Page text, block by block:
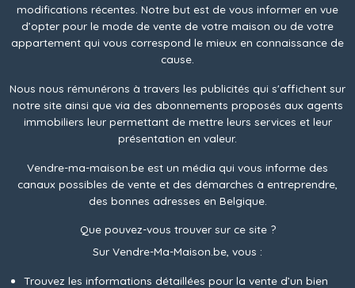
modifications récentes. Notre but est de vous informer en vue
d’opter pour le mode de vente de votre maison ou de votre
appartement qui vous correspond le mieux en connaissance de
cause.
Nous nous rémunérons à travers les publicités qui s'affichent sur
notre site ainsi que via des abonnements proposés aux agents
immobiliers leur permettant de mettre leurs services et leur
présentation en valeur.
Vendre-ma-maison.be est un média qui vous informe des
canaux possibles de vente et des démarches à entreprendre,
des bonnes adresses en Belgique.
Que pouvez-vous trouver sur ce site ?
Sur Vendre-Ma-Maison.be, vous :
Trouvez les informations détaillées pour la vente d’un bien